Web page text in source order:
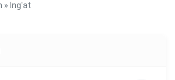
» Ing'at